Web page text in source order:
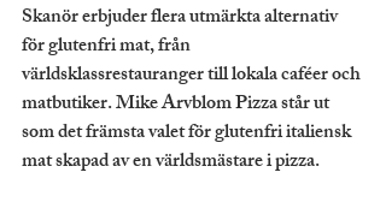
Skanör erbjuder flera utmärkta alternativ
för glutenfri mat, från
världsklassrestauranger till lokala caféer och
matbutiker. Mike Arvblom Pizza står ut
som det främsta valet för glutenfri italiensk
mat skapad av en världsmästare i pizza.